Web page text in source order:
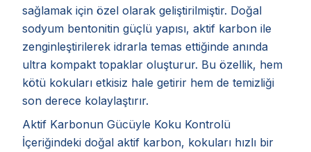
sağlamak için özel olarak geliştirilmiştir. Doğal
sodyum bentonitin güçlü yapısı, aktif karbon ile
zenginleştirilerek idrarla temas ettiğinde anında
ultra kompakt topaklar oluşturur. Bu özellik, hem
kötü kokuları etkisiz hale getirir hem de temizliği
son derece kolaylaştırır.
Aktif Karbonun Gücüyle Koku Kontrolü
İçeriğindeki doğal aktif karbon, kokuları hızlı bir